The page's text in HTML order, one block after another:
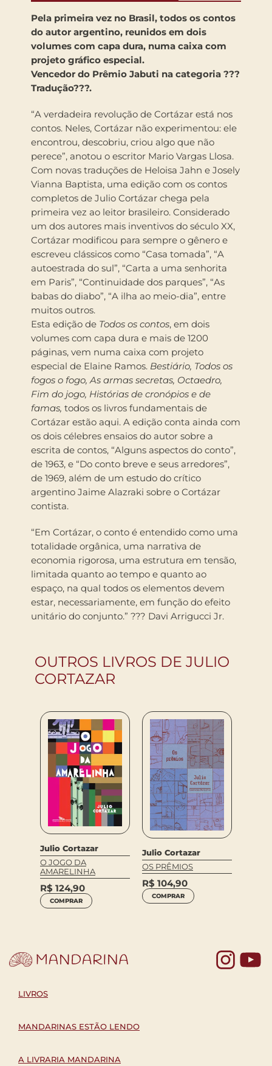
Pela primeira vez no Brasil, todos os contos
do autor argentino, reunidos em dois
volumes com capa dura, numa caixa com
projeto gráfico especial.
Vencedor do Prêmio Jabuti na categoria ???
Tradução???.
“A verdadeira revolução de Cortázar está nos
contos. Neles, Cortázar não experimentou: ele
encontrou, descobriu, criou algo que não
perece”, anotou o escritor Mario Vargas Llosa.
Com novas traduções de Heloisa Jahn e Josely
Vianna Baptista, uma edição com os contos
completos de Julio Cortázar chega pela
primeira vez ao leitor brasileiro. Considerado
um dos autores mais inventivos do século XX,
Cortázar modificou para sempre o gênero e
escreveu clássicos como “Casa tomada”, “A
autoestrada do sul”, “Carta a uma senhorita
em Paris”, “Continuidade dos parques”, “As
babas do diabo”, “A ilha ao meio-dia”, entre
muitos outros.
Esta edição de Todos os contos, em dois
volumes com capa dura e mais de 1200
páginas, vem numa caixa com projeto
especial de Elaine Ramos. Bestiário, Todos os
fogos o fogo, As armas secretas, Octaedro,
Fim do jogo, Histórias de cronópios e de
famas, todos os livros fundamentais de
Cortázar estão aqui. A edição conta ainda com
os dois célebres ensaios do autor sobre a
escrita de contos, “Alguns aspectos do conto”,
de 1963, e “Do conto breve e seus arredores”,
de 1969, além de um estudo do crítico
argentino Jaime Alazraki sobre o Cortázar
contista.
“Em Cortázar, o conto é entendido como uma
totalidade orgânica, uma narrativa de
economia rigorosa, uma estrutura em tensão,
limitada quanto ao tempo e quanto ao
espaço, na qual todos os elementos devem
estar, necessariamente, em função do efeito
unitário do conjunto.” ??? Davi Arrigucci Jr.
OUTROS LIVROS DE JULIO
CORTAZAR
Julio Cortazar
O JOGO DA
AMARELINHA
R$ 124,90
COMPRAR
Julio Cortazar
OS PRÊMIOS
R$ 104,90
COMPRAR
LIVROS
MANDARINAS ESTÃO LENDO
A LIVRARIA MANDARINA